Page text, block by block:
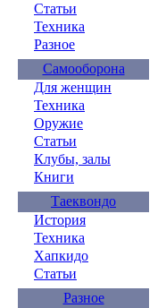
Статьи
Техника
Разное
Самооборона
Для женщин
Техника
Оружие
Статьи
Клубы, залы
Книги
Таеквондо
История
Техника
Хапкидо
Статьи
Разное